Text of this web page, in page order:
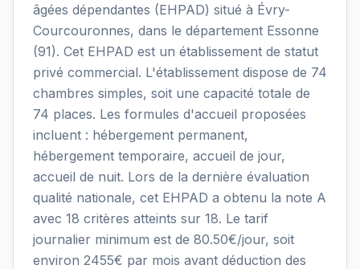
âgées dépendantes (EHPAD) situé à Évry-
Courcouronnes, dans le département Essonne
(91). Cet EHPAD est un établissement de statut
privé commercial. L'établissement dispose de 74
chambres simples, soit une capacité totale de
74 places. Les formules d'accueil proposées
incluent : hébergement permanent,
hébergement temporaire, accueil de jour,
accueil de nuit. Lors de la dernière évaluation
qualité nationale, cet EHPAD a obtenu la note A
avec 18 critères atteints sur 18. Le tarif
journalier minimum est de 80.50€/jour, soit
environ 2455€ par mois avant déduction des